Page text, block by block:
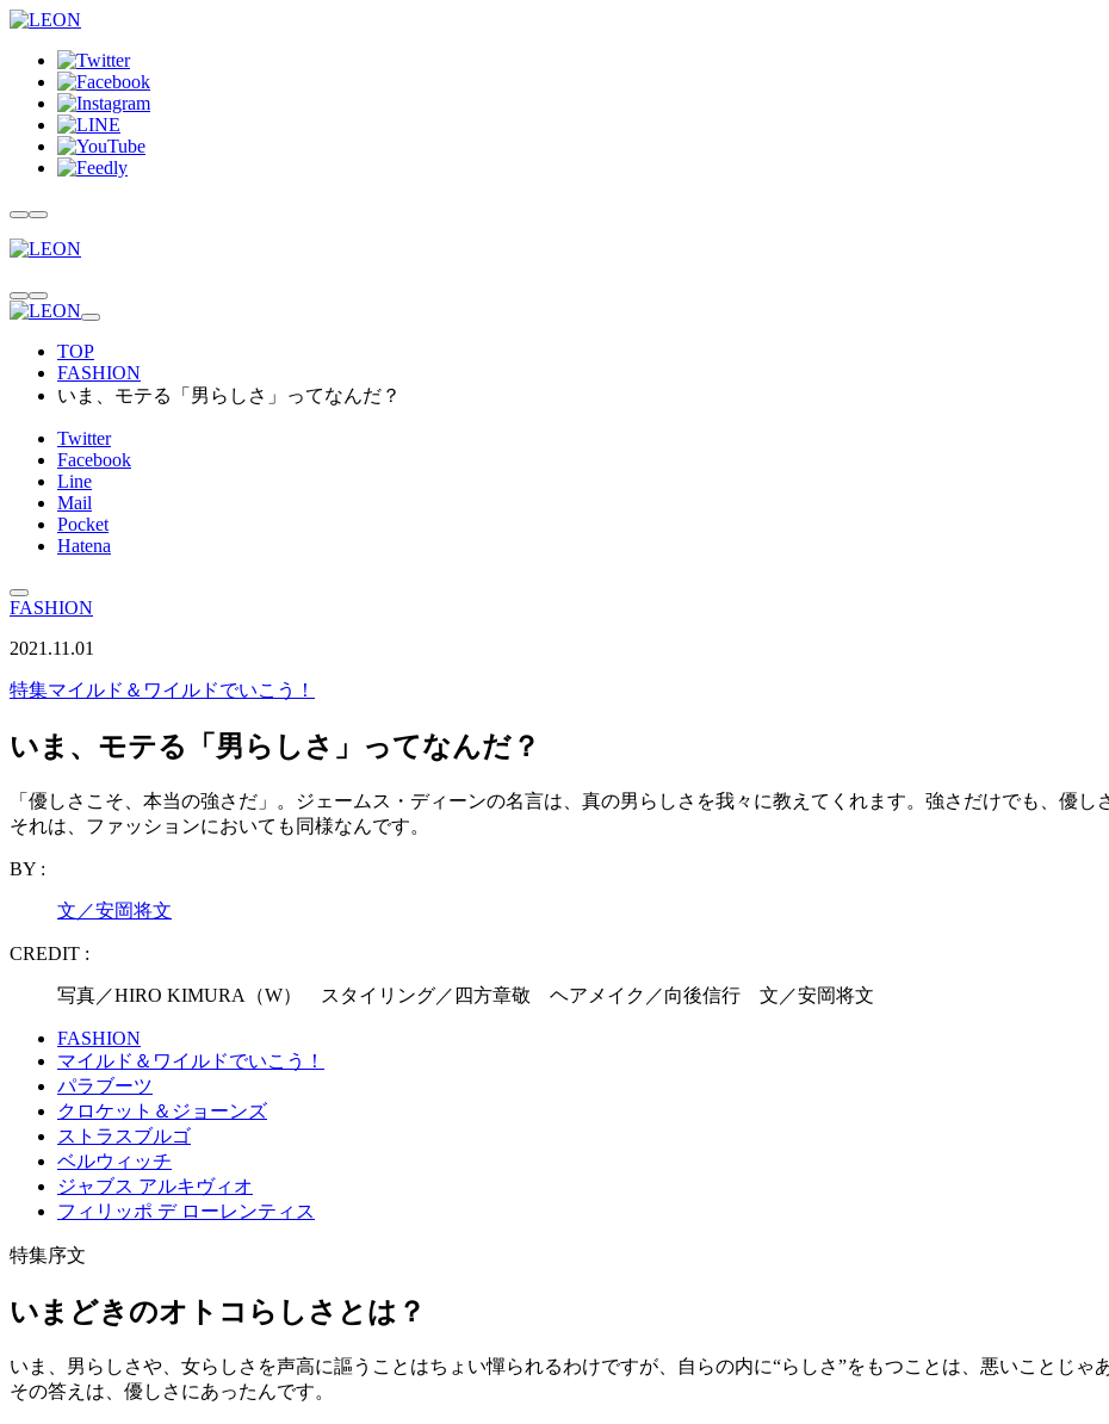
TOP
FASHION
いま、モテる「男らしさ」ってなんだ？
Twitter
Facebook
Line
Mail
Pocket
Hatena
FASHION
2021.11.01
特集マイルド＆ワイルドでいこう！
いま、モテる「男らしさ」ってなんだ？
「優しさこそ、本当の強さだ」。ジェームス・ディーンの名言は、真の男らしさを我々に教えてくれます。強さだけでも、優し
それは、ファッションにおいても同様なんです。
BY :
文／安岡将文
CREDIT :
写真／HIRO KIMURA（W） スタイリング／四方章敬 ヘアメイク／向後信行 文／安岡将文
FASHION
マイルド＆ワイルドでいこう！
パラブーツ
クロケット＆ジョーンズ
ストラスブルゴ
ベルウィッチ
ジャブス アルキヴィオ
フィリッポ デ ローレンティス
特集序文
いまどきのオトコらしさとは？
いま、男らしさや、女らしさを声高に謳うことはちょい憚られるわけですが、自らの内に“らしさ”をもつことは、悪いことじゃ
その答えは、優しさにあったんです。